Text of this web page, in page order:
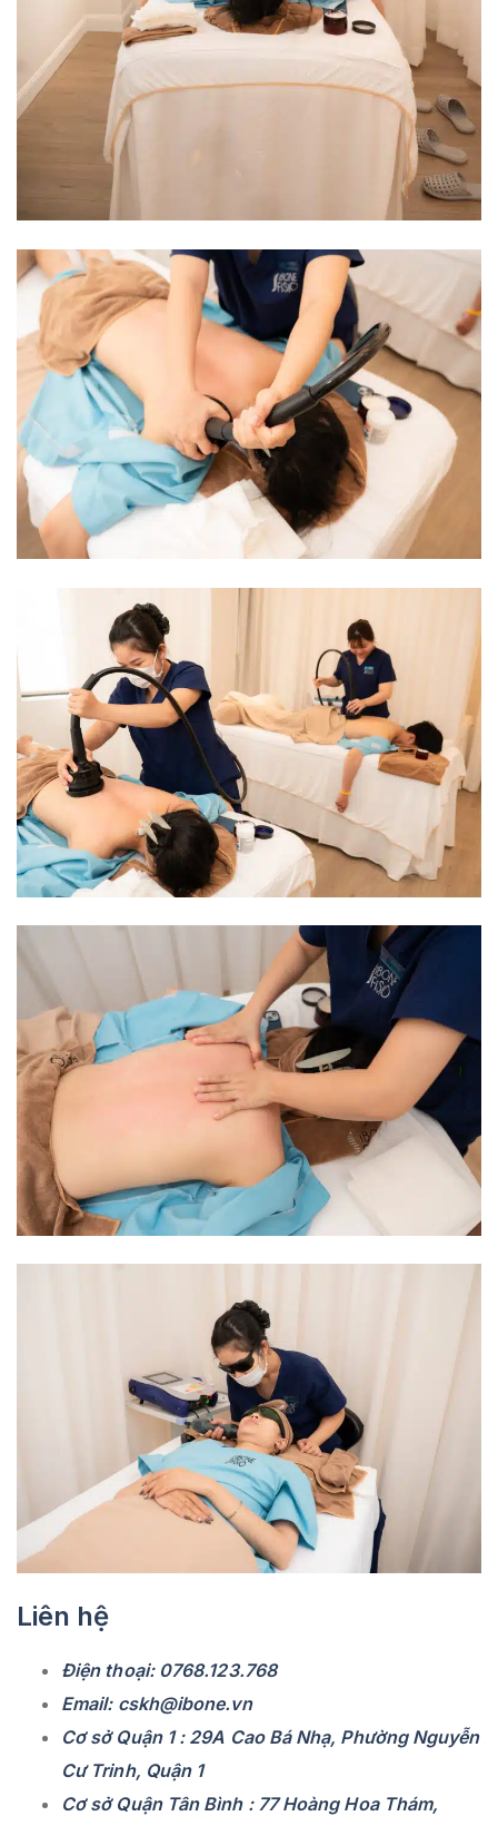
Liên hệ
Điện thoại: 0768.123.768
Email: cskh@ibone.vn
Cơ sở Quận 1 : 29A Cao Bá Nhạ, Phường Nguyễn
Cư Trinh, Quận 1
Cơ sở Quận Tân Bình : 77 Hoàng Hoa Thám,